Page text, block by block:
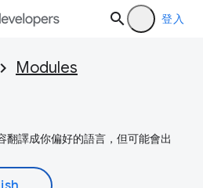
登入
Modules
翻譯成你偏好的語言，但可能會出